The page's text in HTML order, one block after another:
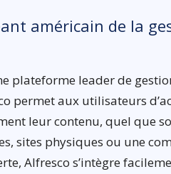
américain de la
plateforme leader de
permet aux utilisateurs
leur contenu, quel que
sites physiques ou une
Alfresco s’intègre